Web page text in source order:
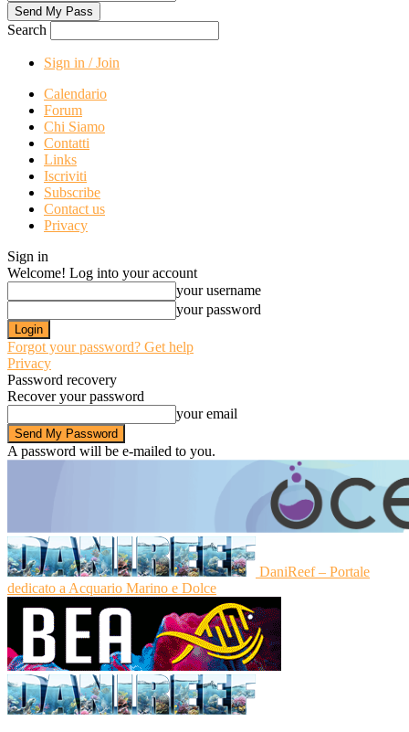
Search
Sign in / Join
Calendario
Forum
Chi Siamo
Contatti
Links
Iscriviti
Subscribe
Contact us
Privacy
Sign in
Welcome! Log into your account
your username
your password
Forgot your password? Get help
Privacy
Password recovery
Recover your password
your email
A password will be e-mailed to you.
DaniReef – Portale
dedicato a Acquario Marino e Dolce